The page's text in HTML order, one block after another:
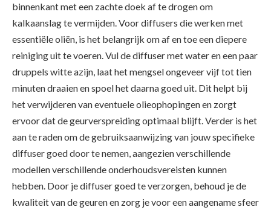
binnenkant met een zachte doek af te drogen om
kalkaanslag te vermijden. Voor diffusers die werken met
essentiële oliën, is het belangrijk om af en toe een diepere
reiniging uit te voeren. Vul de diffuser met water en een paar
druppels witte azijn, laat het mengsel ongeveer vijf tot tien
minuten draaien en spoel het daarna goed uit. Dit helpt bij
het verwijderen van eventuele olieophopingen en zorgt
ervoor dat de geurverspreiding optimaal blijft. Verder is het
aan te raden om de gebruiksaanwijzing van jouw specifieke
diffuser goed door te nemen, aangezien verschillende
modellen verschillende onderhoudsvereisten kunnen
hebben. Door je diffuser goed te verzorgen, behoud je de
kwaliteit van de geuren en zorg je voor een aangename sfeer